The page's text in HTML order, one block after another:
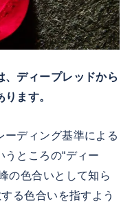
、ディープレッドから
ます。
ーディング基準による
ところの“ディー
の色合いとして知ら
る色合いを指すよう